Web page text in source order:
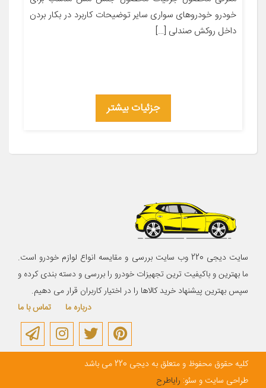
خودرو خودروهای سواری سایر توضیحات کاربرد در بکار بردن
داخل روکش صندلی […]
جزئیات بیشتر
سایت دیجی 220 وب سایت بررسی و مقایسه انواع لوازم خودرو است.
ما بهترین و باکیفیت ترین تجهیزات خودرو را بررسی و دسته بندی کرده و
سپس بهترین پیشنهاد خرید کالاها را در اختیار کاربران قرار می دهیم.
درباره ما
تماس با ما
کلیه حقوق محفوظ و متعلق به دیجی 220 می باشد
طراحی سایت و سئو: رایاطرح